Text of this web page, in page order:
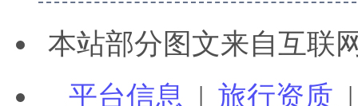
本站部分图文来自互联
平台信息 | 旅行资质